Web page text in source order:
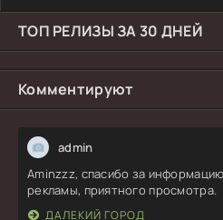
ТОП РЕЛИЗЫ ЗА 30 ДНЕЙ
Комментируют
admin
Aminzzz, спасибо за
рекламы, приятного просмотра.
ДАЛЕКИЙ ГОРОД